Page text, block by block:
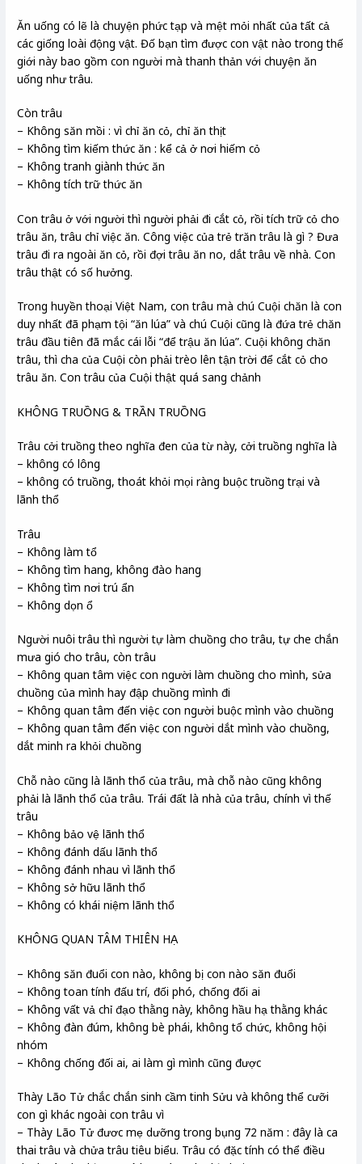
Ăn uống có lẽ là chuyện phức tạp và mệt mỏi nhất của tất cả
các giống loài động vật. Đố bạn tìm được con vật nào trong thế
giới này bao gồm con người mà thanh thản với chuyện ăn
uống như trâu.
Còn trâu
– Không săn mồi : vì chỉ ăn cỏ, chỉ ăn thịt
– Không tìm kiếm thức ăn : kể cả ở nơi hiếm cỏ
– Không tranh giành thức ăn
– Không tích trữ thức ăn
Con trâu ở với người thì người phải đi cắt cỏ, rồi tích trữ cỏ cho
trâu ăn, trâu chỉ việc ăn. Công việc của trẻ trăn trâu là gì ? Đưa
trâu đi ra ngoài ăn cỏ, rồi đợi trâu ăn no, dắt trâu về nhà. Con
trâu thật có số hưởng.
Trong huyền thoại Việt Nam, con trâu mà chú Cuội chăn là con
duy nhất đã phạm tội “ăn lúa” và chú Cuội cũng là đứa trẻ chăn
trâu đầu tiên đã mắc cái lỗi “để trậu ăn lúa”. Cuội không chăn
trâu, thì cha của Cuội còn phải trèo lên tận trời để cắt cỏ cho
trâu ăn. Con trâu của Cuội thật quá sang chảnh
KHÔNG TRUỒNG & TRẦN TRUỒNG
Trâu cởi truồng theo nghĩa đen của từ này, cởi truồng nghĩa là
– không có lông
– không có truồng, thoát khỏi mọi ràng buộc truồng trại và
lãnh thổ
Trâu
– Không làm tổ
– Không tìm hang, không đào hang
– Không tìm nơi trú ẩn
– Không dọn ổ
Người nuôi trâu thì người tự làm chuồng cho trâu, tự che chắn
mưa gió cho trâu, còn trâu
– Không quan tâm việc con người làm chuồng cho mình, sửa
chuồng của mình hay đập chuồng mình đi
– Không quan tâm đến việc con người buộc mình vào chuồng
– Không quan tâm đến việc con người dắt mình vào chuồng,
dắt minh ra khỏi chuồng
Chỗ nào cũng là lãnh thổ của trâu, mà chỗ nào cũng không
phải là lãnh thổ của trâu. Trái đất là nhà của trâu, chính vì thế
trâu
– Không bảo vệ lãnh thổ
– Không đánh dấu lãnh thổ
– Không đánh nhau vì lãnh thổ
– Không sở hữu lãnh thổ
– Không có khái niệm lãnh thổ
KHÔNG QUAN TÂM THIÊN HẠ
– Không săn đuổi con nào, không bị con nào săn đuổi
– Không toan tính đấu trí, đối phó, chống đối ai
– Không vất vả chỉ đạo thằng này, không hầu hạ thằng khác
– Không đàn đúm, không bè phái, không tổ chức, không hội
nhóm
– Không chống đối ai, ai làm gì mình cũng được
Thày Lão Tử chắc chắn sinh cầm tinh Sửu và không thể cưỡi
con gì khác ngoài con trâu vì
– Thày Lão Tử đươc mẹ dưỡng trong bụng 72 năm : đây là ca
thai trâu và chửa trâu tiêu biểu. Trâu có đặc tính có thể điều